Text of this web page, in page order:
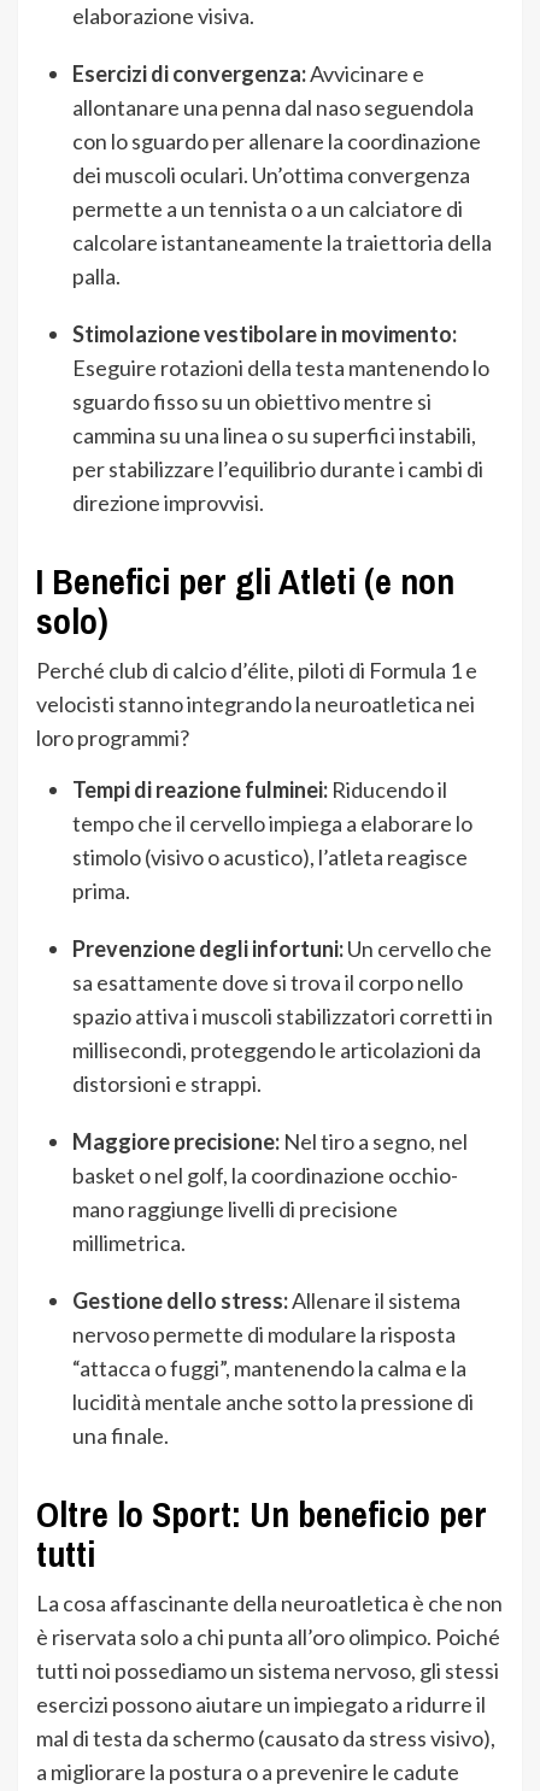
elaborazione visiva.
Esercizi di convergenza:Avvicinare e
allontanare una penna dal naso seguendola
con lo sguardo per allenare la coordinazione
dei muscoli oculari. Un’ottima convergenza
permette a un tennista o a un calciatore di
calcolare istantaneamente la traiettoria della
palla.
Stimolazione vestibolare in movimento:
Eseguire rotazioni della testa mantenendo lo
sguardo fisso su un obiettivo mentre si
cammina su una linea o su superfici instabili,
per stabilizzare l’equilibrio durante i cambi di
direzione improvvisi.
I Benefici per gli Atleti (e non
solo)
Perché club di calcio d’élite, piloti di Formula 1 e
velocisti stanno integrando la neuroatletica nei
loro programmi?
Tempi di reazione fulminei: Riducendo il
tempo che il cervello impiega a elaborare lo
stimolo (visivo o acustico), l’atleta reagisce
prima.
Prevenzione degli infortuni:Un cervello che
sa esattamente dove si trova il corpo nello
spazio attiva i muscoli stabilizzatori corretti in
millisecondi, proteggendo le articolazioni da
distorsioni e strappi.
Maggiore precisione: Nel tiro a segno, nel
basket o nel golf, la coordinazione occhio-
mano raggiunge livelli di precisione
millimetrica.
Gestione dello stress:Allenare il sistema
nervoso permette di modulare la risposta
“attacca o fuggi”, mantenendo la calma e la
lucidità mentale anche sotto la pressione di
una finale.
Oltre lo Sport: Un beneficio per
tutti
La cosa affascinante della neuroatletica è che non
è riservata solo a chi punta all’oro olimpico. Poiché
tutti noi possediamo un sistema nervoso, gli stessi
esercizi possono aiutare un impiegato a ridurre il
mal di testa da schermo (causato da stress visivo),
a migliorare la postura o a prevenire le cadute